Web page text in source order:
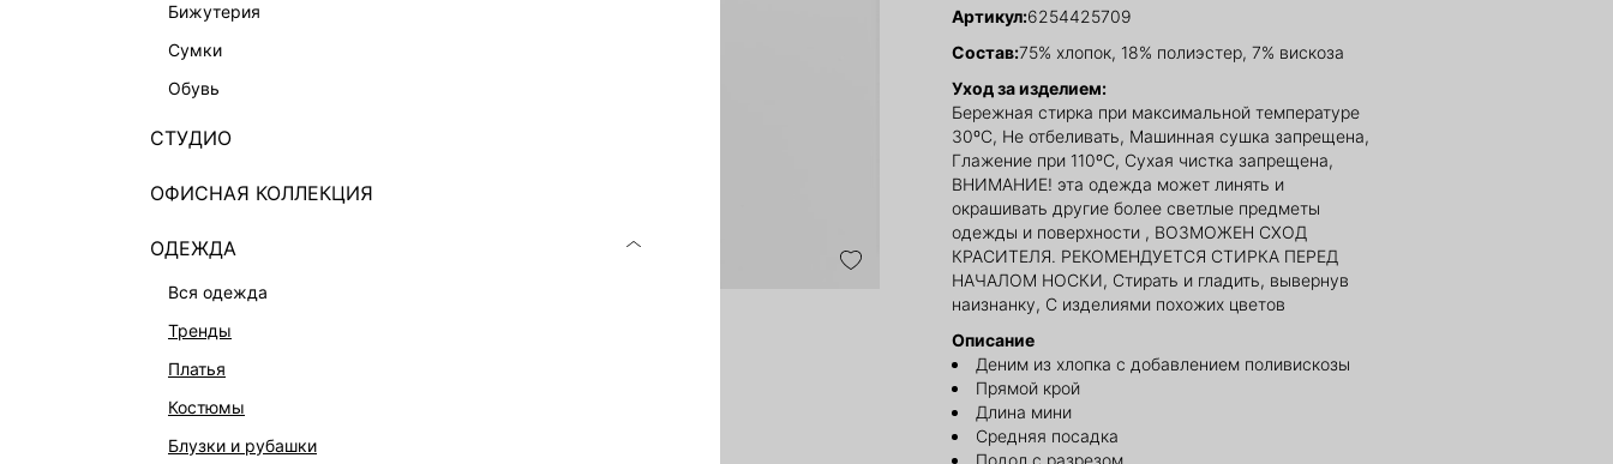
бижутерия
сумки
обувь
СТУДИО
ОФИСНАЯ КОЛЛЕКЦИЯ
ОДЕЖДА
вся одежда
тренды
платья
костюмы
блузки и рубашки
Артикул:6254425709
Состав:75% хлопок, 18% полиэстер, 7% вискоза
Уход за изделием:
Бережная стирка при максимальной температуре
30ºС, Не отбеливать, Машинная сушка запрещена,
Глажение при 110ºС, Сухая чистка запрещена,
ВНИМАНИЕ! эта одежда может линять и
окрашивать другие более светлые предметы
одежды и поверхности , ВОЗМОЖЕН СХОД
КРАСИТЕЛЯ. РЕКОМЕНДУЕТСЯ СТИРКА ПЕРЕД
НАЧАЛОМ НОСКИ, Стирать и гладить, вывернув
наизнанку, С изделиями похожих цветов
Описание
Деним из хлопка с добавлением поливискозы
Прямой крой
Длина мини
Средняя посадка
Подол с разрезом